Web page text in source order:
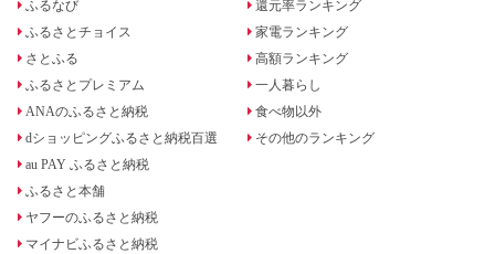
ふるなび
ふるさとチョイス
さとふる
ふるさとプレミアム
ANAのふるさと納税
dショッピングふるさと納税百選
au PAY ふるさと納税
ふるさと本舗
ヤフーのふるさと納税
マイナビふるさと納税
還元率ランキング
家電ランキング
高額ランキング
一人暮らし
食べ物以外
その他のランキング